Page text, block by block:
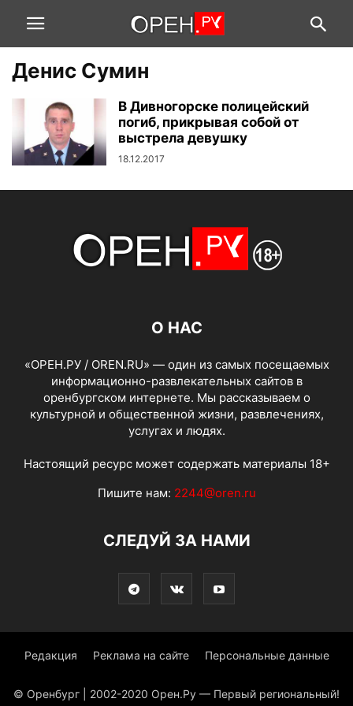
Денис Сумин
В Дивногорске полицейский
погиб, прикрывая собой от
выстрела девушку
18.12.2017
О НАС
«ОРЕН.РУ / OREN.RU» — один из самых посещаемых
информационно-развлекательных сайтов в
оренбургском интернете. Мы рассказываем о
культурной и общественной жизни, развлечениях,
услугах и людях.
Настоящий ресурс может содержать материалы 18+
Пишите нам: 2244@oren.ru
СЛЕДУЙ ЗА НАМИ
Редакция Реклама на сайте Персональные данные
© Оренбург | 2002-2020 Орен.Ру — Первый региональный!